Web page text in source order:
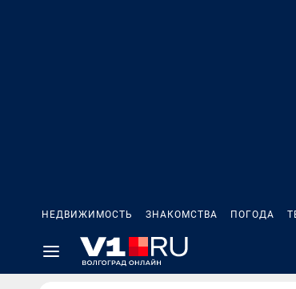
НЕДВИЖИМОСТЬ ЗНАКОМСТВА ПОГОДА